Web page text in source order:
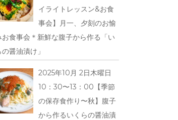
イライトレッスン&お食
事会】月一、夕刻のお愉
お食事会＊新鮮な腹子から作る「い
の醤油漬け」
2025年10月 2日木曜日
10：30〜13：00【季節
の保存食作り〜秋】腹子
から作るいくらの醤油漬